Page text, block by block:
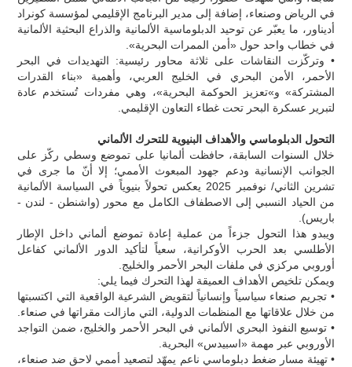
في الرياض وصنعاء، إضافة إلى مدير البرنامج الإقليمي لمؤسسة كونراد
أديناور، ما يعبّر عن توحيد الدبلوماسية الألمانية والذراع البحثية الألمانية
في خطاب واحد حول «أمن الممرات البحرية».
• وتركّزت النقاشات على ثلاثة محاور رئيسية: التهديدات في البحر
الأحمر، الأمن البحري في الخليج العربي، وأهمية «بناء القدرات
المشتركة» و»تعزيز الحوكمة البحرية»، وهي مفردات تُستخدم عادة
لتبرير عسكرة البحر تحت غطاء التعاون الإقليمي.
التحول الدبلوماسي والأهداف البنيوية للتحرك الألماني
خلال السنوات السابقة، حافظت ألمانيا على تموضع وسطي ركّز على
الجوانب الإنسانية ودعم جهود المبعوث الأممي؛ إلا أنّ ما جرى في
تشرين الثاني/ نوفمبر 2025 يعكس تحولاً بنيوياً في السياسة الألمانية
من الحياد النسبي إلى الاصطفاف الكامل مع محور (واشنطن - لندن -
باريس).
ويبدو هذا التحول جزءاً من عملية إعادة تموضع ألماني داخل الإطار
الأطلسي بعد الحرب الأوكرانية، سعياً لتأكيد الدور الألماني كفاعل
أوروبي مركزي في ملفات البحر الأحمر والخليج.
ويمكن تلخيص الأهداف العميقة لهذا التحرك فيما يلي:
• تجريم صنعاء سياسياً وإنسانياً لتقويض الشرعية الواقعية التي اكتسبتها
من خلال علاقاتها مع المنظمات الدولية، التي مازالت مقراتها في صنعاء.
• توسيع النفوذ البحري الألماني في البحر الأحمر والخليج، ضمن التواجد
الأوروبي عبر مهمة «اسبيدس» البحرية.
• تهيئة مسار ضغط دبلوماسي ناعم يمهّد لتصعيد أممي لاحق ضد صنعاء،